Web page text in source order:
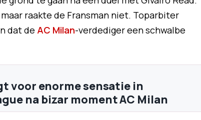
raakte de Fransman niet. Toparbiter
dat de AC Milan-verdediger een schwalbe
voor enorme sensatie in
na bizar moment AC Milan